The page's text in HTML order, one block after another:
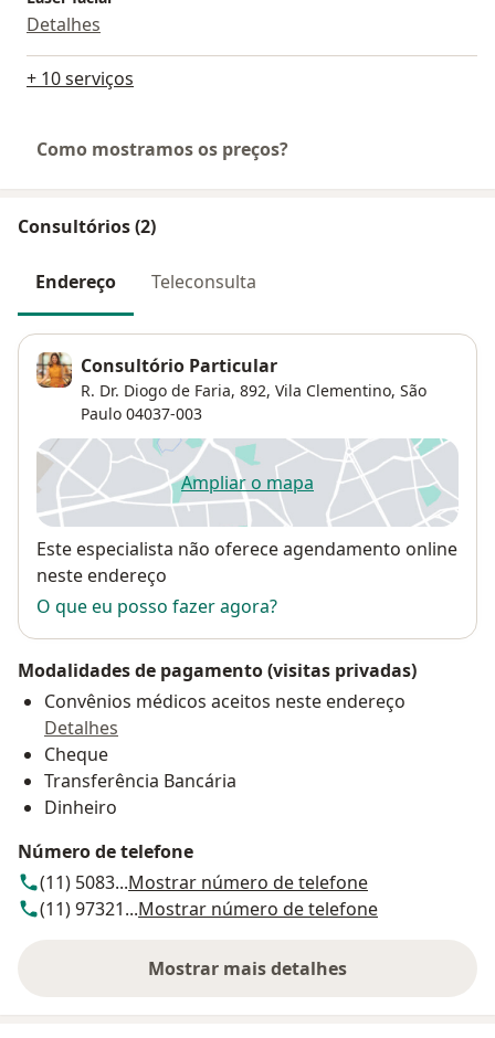
Detalhes
+ 10 serviços
Como mostramos os preços?
Consultórios (2)
Endereço Teleconsulta
Consultório Particular
R. Dr. Diogo de Faria, 892, Vila Clementino, São
Paulo 04037-003
Ampliar o mapaabre num novo separador
Disponibilidade
Este especialista não oferece agendamento online
neste endereço
O que eu posso fazer agora?
Modalidades de pagamento (visitas privadas)
Convênios médicos aceitos neste endereço
Detalhes
Cheque
Transferência Bancária
Dinheiro
Número de telefone
(11) 5083...Mostrar número de telefone
(11) 97321...Mostrar número de telefone
Mostrar mais detalhes
sobre o endereço